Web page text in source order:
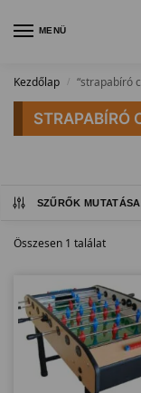
MENÜ
Kezdőlap / “strapabíró
STRAPABÍRÓ
SZŰRŐK MUTATÁSA
Összesen 1 találat